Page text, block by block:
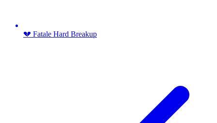
💔 Fatale Hard Breakup